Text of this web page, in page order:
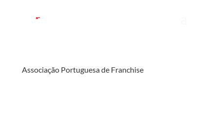
Associação Portuguesa de Franchise